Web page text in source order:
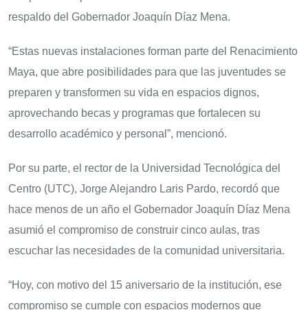
respaldo del Gobernador Joaquín Díaz Mena.
“Estas nuevas instalaciones forman parte del Renacimiento
Maya, que abre posibilidades para que las juventudes se
preparen y transformen su vida en espacios dignos,
aprovechando becas y programas que fortalecen su
desarrollo académico y personal”, mencionó.
Por su parte, el rector de la Universidad Tecnológica del
Centro (UTC), Jorge Alejandro Laris Pardo, recordó que
hace menos de un año el Gobernador Joaquín Díaz Mena
asumió el compromiso de construir cinco aulas, tras
escuchar las necesidades de la comunidad universitaria.
“Hoy, con motivo del 15 aniversario de la institución, ese
compromiso se cumple con espacios modernos que